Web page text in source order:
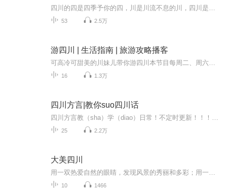
53 2.5万
游四川 | 生活指南 | 旅游攻略播客
16 1.3万
四川方言|教你suo四川话
25 2.2万
大美四川
10 1466